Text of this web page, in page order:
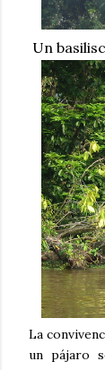
Un
La
un pájaro